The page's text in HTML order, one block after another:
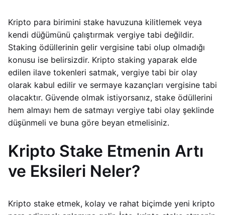
Kripto para birimini stake havuzuna kilitlemek veya
kendi düğümünü çalıştırmak vergiye tabi değildir.
Staking ödüllerinin gelir vergisine tabi olup olmadığı
konusu ise belirsizdir. Kripto staking yaparak elde
edilen ilave tokenleri satmak, vergiye tabi bir olay
olarak kabul edilir ve sermaye kazançları vergisine tabi
olacaktır. Güvende olmak istiyorsanız, stake ödüllerini
hem almayı hem de satmayı vergiye tabi olay şeklinde
düşünmeli ve buna göre beyan etmelisiniz.
Kripto Stake Etmenin Artı
ve Eksileri Neler?
Kripto stake etmek, kolay ve rahat biçimde yeni kripto